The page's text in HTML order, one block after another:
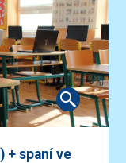
+ spaní ve